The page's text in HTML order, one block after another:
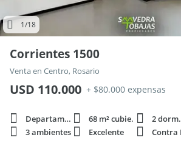
1/18
Corrientes 1500
Venta en Centro, Rosario
USD 110.000 + $80.000 expensas
Departamento 68 m² cubie. 2 dorm.
3 ambientes
Excelente